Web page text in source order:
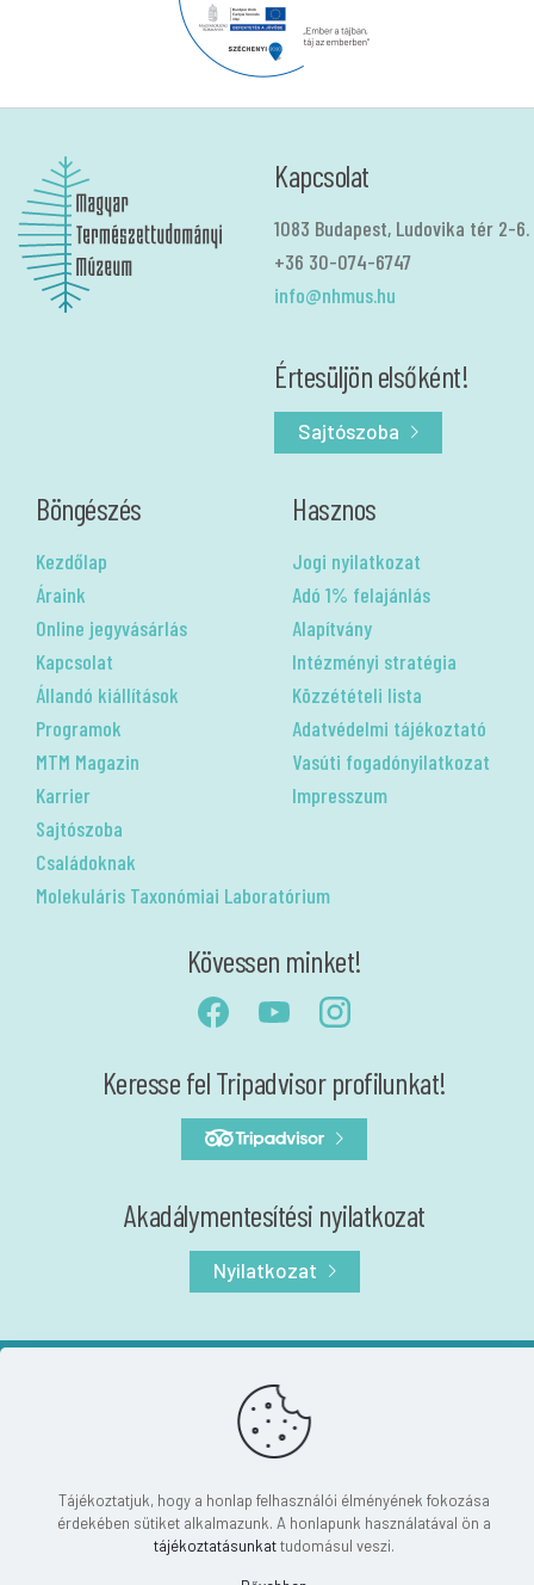
Böngészés
Kezdőlap
Áraink
Online jegyvásárlás
Kapcsolat
Állandó kiállítások
Programok
MTM Magazin
Karrier
Sajtószoba
Családoknak
Molekuláris Taxonómiai Laboratórium
Hasznos
Jogi nyilatkozat
Adó 1% felajánlás
Alapítvány
Intézményi stratégia
Közzétételi lista
Adatvédelmi tájékoztató
Vasúti fogadónyilatkozat
Impresszum
Kapcsolat
1083 Budapest, Ludovika tér 2-6.
+36 30-074-6747
info@nhmus.hu
Értesüljön elsőként!
Sajtószoba
Kövessen minket!
Keresse fel Tripadvisor profilunkat!
Akadálymentesítési nyilatkozat
Nyilatkozat
© 2024 Magyar Természettudományi Múzeum | Minden jog fenntartva!
Tájékoztatjuk, hogy a honlap felhasználói élményének fokozása
érdekében sütiket alkalmazunk. A honlapunk használatával ön a
tájékoztatásunkattudomásul veszi.